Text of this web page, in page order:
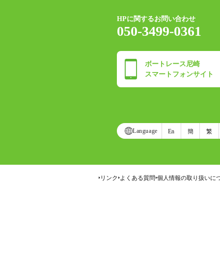
HPに関するお問い合わせ
050-3499-0361
ボートレース尼崎
スマートフォンサイト
Language En 簡 繁
リンク よくある質問 個人情報の取り扱いに